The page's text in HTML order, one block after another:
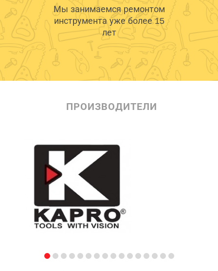
Мы занимаемся ремонтом
инструмента уже более 15
лет
ПРОИЗВОДИТЕЛИ